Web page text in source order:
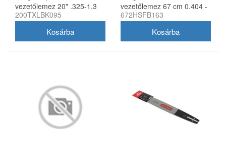
vezetőlemez 20" .325-1.3
mm 78 szem Husqvarna
200TXLBK095
vezetőlemez 67 cm 0.404 -
2.0 mm
672HSFB163